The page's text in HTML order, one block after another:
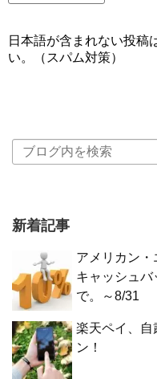
日本語が含まれない投稿
い。（スパム対策）
新着記事
アメリカン
キャッシュ
で。～8/31
楽天ペイ、自
ン！